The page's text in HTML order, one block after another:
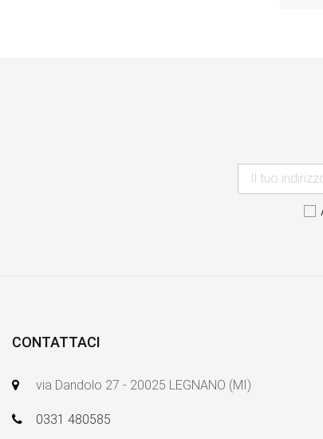
CONTATTACI
via Dandolo 27 - 20025 LEGNANO (MI)
0331 480585